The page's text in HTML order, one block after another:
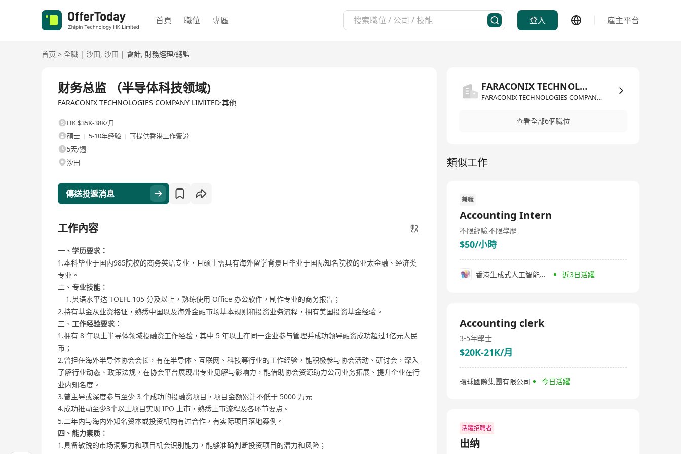
首頁 職位 專區 登入 雇主平台
首页 > 全職 | 沙田, 沙田 | 會計, 財務經理/總監
财务总监 （半导体科技领域)
FARACONIX TECHNOLOGIES COMPANY LIMITED·其他
HK $35K-38K/月
碩士
5-10年经验
可提供香港工作簽證
5天/週
沙田
傳送投遞消息
工作內容
一、学历要求：
1.本科毕业于国内985院校的商务英语专业，且硕士需具有海外留学背景且毕业于国际知名院校的亚太金融、经济类
专业。
二、 专业技能：
1.英语水平达 TOEFL 105 分及以上，熟练使用 Office 办公软件，制作专业的商务报告；
2.持有基金从业资格证，熟悉中国以及海外金融市场基本规则和投资业务流程，拥有美国投资基金经验。
三、 工作经验要求：
1.拥有 8 年以上半导体领域投融资工作经验，其中 5 年以上在同一企业参与管理并成功领导融资成功超过1亿元人民
币；
2.曾担任海外半导体协会会长，有在半导体、互联网、科技等行业的工作经验，能积极参与协会活动、研讨会，深入
了解行业动态、政策法规，在协会平台展现出专业见解与影响力，能借助协会资源助力公司业务拓展、提升企业在行
业内知名度。
3.曾主导或深度参与至少 3 个成功的投融资项目，项目金额累计不低于 5000 万元
4.成功推动至少3个以上项目实现 IPO 上市，熟悉上市流程及各环节要点。
5.二年内与海内外知名资本或投资机构有过合作，有实际项目落地案例。
四、能力素质：
1.具备敏锐的市场洞察力和项目机会识别能力，能够准确判断投资项目的潜力和风险；
FARACONIX TECHNOLOGIES COMPANY LIMITED
FARACONIX TECHNOLOGIES COMPANY LIMITED·其他
查看全部6個職位
類似工作
兼職
Accounting Intern
不限經驗不限學歷
$50/小時
香港生成式人工智能研發中心有限公司 近3日活躍
Accounting clerk
3-5年學士
$20K-21K/月
環球國際集團有限公司 今日活躍
活躍招聘者
出纳